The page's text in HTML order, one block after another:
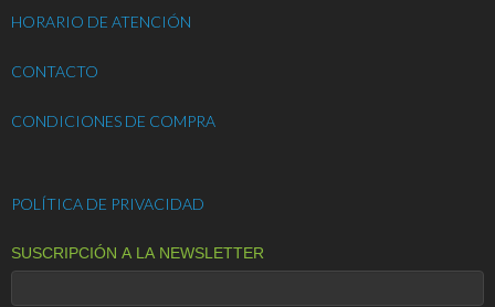
HORARIO DE ATENCIÓN
CONTACTO
CONDICIONES DE COMPRA
POLÍTICA DE PRIVACIDAD
SUSCRIPCIÓN A LA NEWSLETTER